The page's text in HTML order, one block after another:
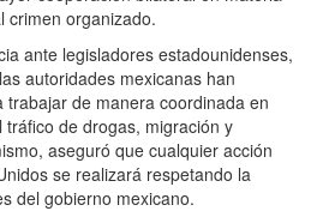
crimen organizado.
ante legisladores estadounidenses,
autoridades mexicanas han
trabajar de manera coordinada en
de drogas, migración y
aseguró que cualquier acción
se realizará respetando la
del gobierno mexicano.